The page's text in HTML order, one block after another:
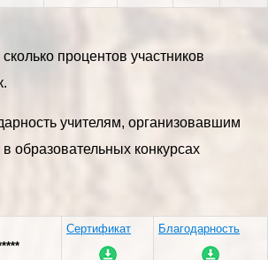
процентов участников
учителям, организовавшим
образовательных конкурсах
Сертификат Благодарность